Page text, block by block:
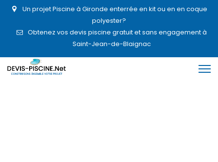
Un projet Piscine à Gironde enterrée en kit ou en en coque
polyester?
Obtenez vos devis piscine gratuit et sans engagement à
Saint-Jean-de-Blaignac